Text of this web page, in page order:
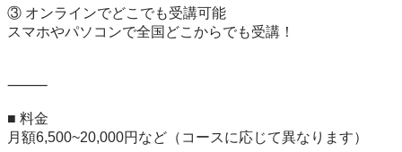
③ オンラインでどこでも受講可能
スマホやパソコンで全国どこからでも受講！
⸻
■ 料金
月額6,500~20,000円など（コースに応じて異なります）